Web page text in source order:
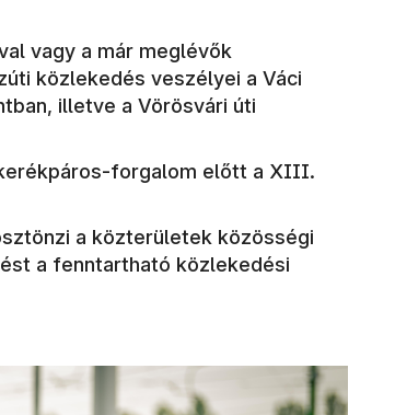
vagy a már meglévők
közlekedés veszélyei a Váci
illetve a Vörösvári úti
forgalom előtt a XIII.
a közterületek közösségi
a fenntartható közlekedési